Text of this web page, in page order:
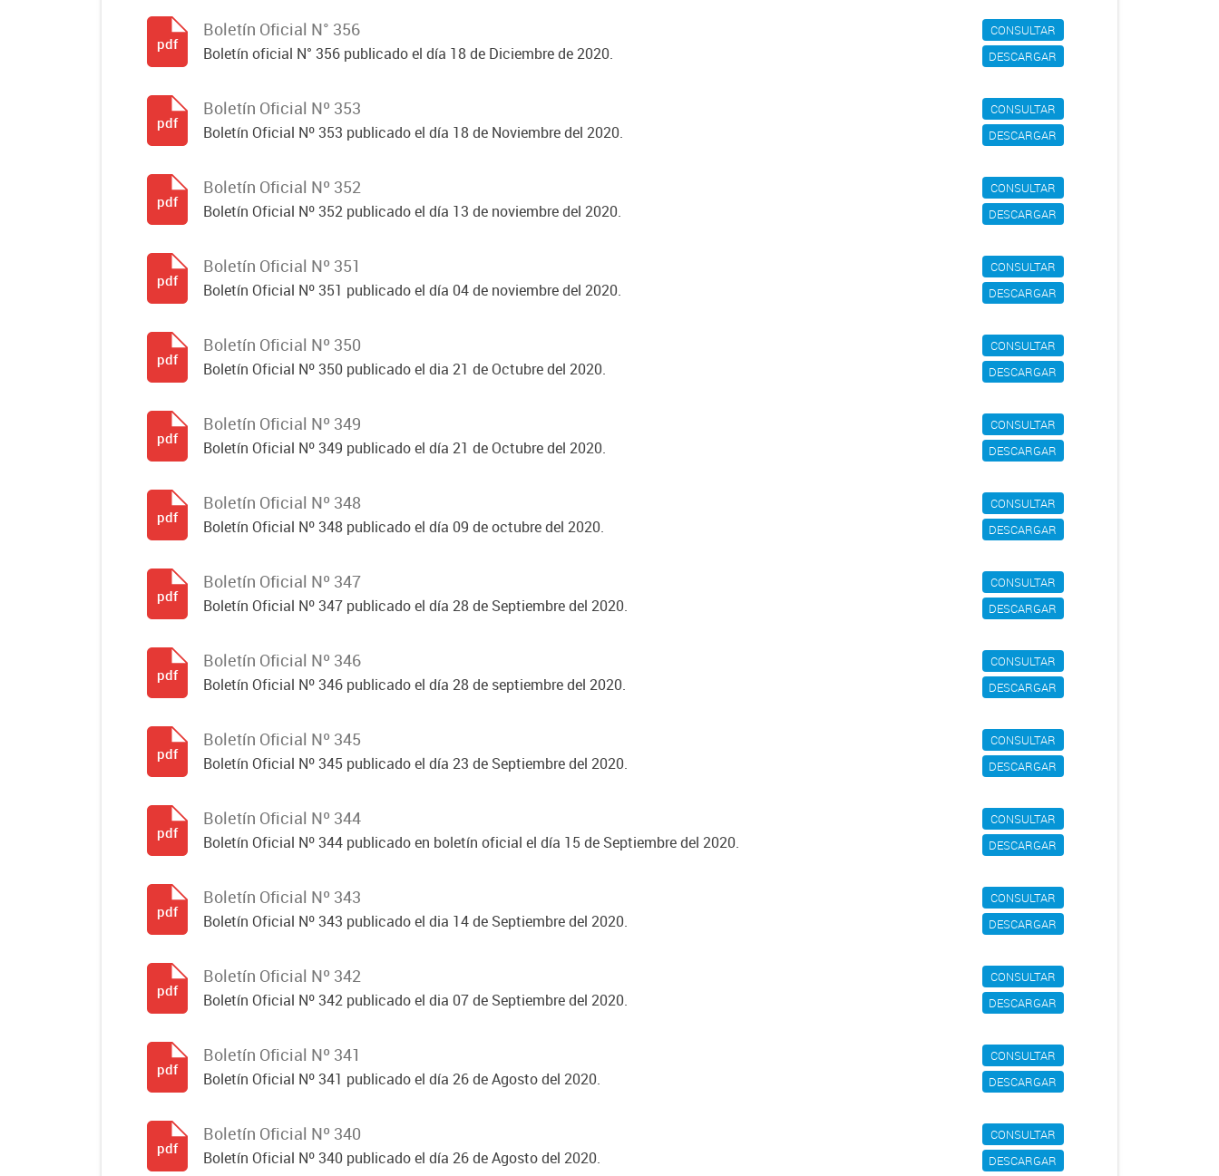
CONSULTAR
DESCARGAR
Boletín Oficial N° 356
Boletín oficial N° 356 publicado el día 18 de Diciembre de 2020.
pdf
CONSULTAR
DESCARGAR
Boletín Oficial Nº 353
Boletín Oficial Nº 353 publicado el día 18 de Noviembre del 2020.
pdf
CONSULTAR
DESCARGAR
Boletín Oficial Nº 352
Boletín Oficial Nº 352 publicado el día 13 de noviembre del 2020.
pdf
CONSULTAR
DESCARGAR
Boletín Oficial Nº 351
Boletín Oficial Nº 351 publicado el día 04 de noviembre del 2020.
pdf
CONSULTAR
DESCARGAR
Boletín Oficial Nº 350
Boletín Oficial Nº 350 publicado el dia 21 de Octubre del 2020.
pdf
CONSULTAR
DESCARGAR
Boletín Oficial Nº 349
Boletín Oficial Nº 349 publicado el día 21 de Octubre del 2020.
pdf
CONSULTAR
DESCARGAR
Boletín Oficial Nº 348
Boletín Oficial Nº 348 publicado el día 09 de octubre del 2020.
pdf
CONSULTAR
DESCARGAR
Boletín Oficial Nº 347
Boletín Oficial Nº 347 publicado el día 28 de Septiembre del 2020.
pdf
CONSULTAR
DESCARGAR
Boletín Oficial Nº 346
Boletín Oficial Nº 346 publicado el día 28 de septiembre del 2020.
pdf
CONSULTAR
DESCARGAR
Boletín Oficial Nº 345
Boletín Oficial Nº 345 publicado el día 23 de Septiembre del 2020.
pdf
CONSULTAR
DESCARGAR
Boletín Oficial Nº 344
Boletín Oficial Nº 344 publicado en boletín oficial el día 15 de Septiembre del 2020.
pdf
CONSULTAR
DESCARGAR
Boletín Oficial Nº 343
Boletín Oficial Nº 343 publicado el dia 14 de Septiembre del 2020.
pdf
CONSULTAR
DESCARGAR
Boletín Oficial Nº 342
Boletín Oficial Nº 342 publicado el dia 07 de Septiembre del 2020.
pdf
CONSULTAR
DESCARGAR
Boletín Oficial Nº 341
Boletín Oficial Nº 341 publicado el día 26 de Agosto del 2020.
pdf
CONSULTAR
DESCARGAR
Boletín Oficial Nº 340
Boletín Oficial Nº 340 publicado el día 26 de Agosto del 2020.
pdf